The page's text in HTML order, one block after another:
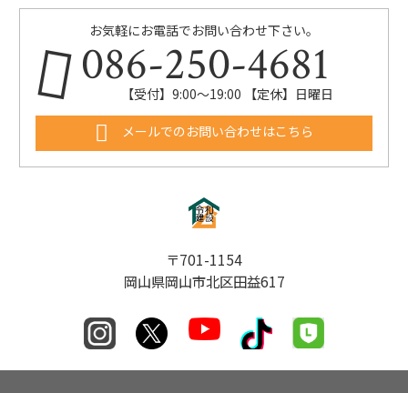
お気軽にお電話でお問い合わせ下さい。
086-250-4681
【受付】9:00〜19:00 【定休】日曜日
メールでのお問い合わせはこちら
〒701-1154
岡山県岡山市北区田益617